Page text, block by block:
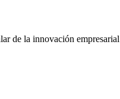
de la innovación